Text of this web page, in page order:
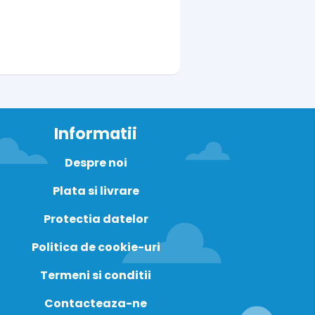
Informatii
Despre noi
Plata si livrare
Protectia datelor
Politica de cookie-uri
Termeni si conditii
Contacteaza-ne